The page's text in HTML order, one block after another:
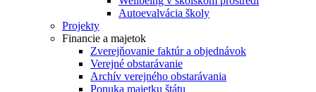
Autoevalvácia školy
Projekty
Financie a majetok
Zverejňovanie faktúr a objednávok
Verejné obstarávanie
Archív verejného obstarávania
Ponuka majetku štátu